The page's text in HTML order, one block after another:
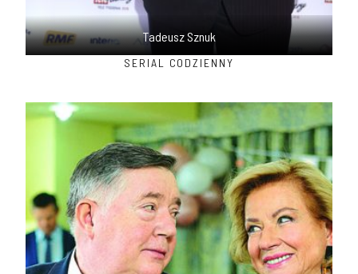
Tadeusz Sznuk
SERIAL CODZIENNY